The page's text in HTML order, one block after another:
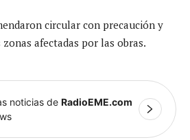
circular con precaución y
afectadas por las obras.
noticias de RadioEME.com